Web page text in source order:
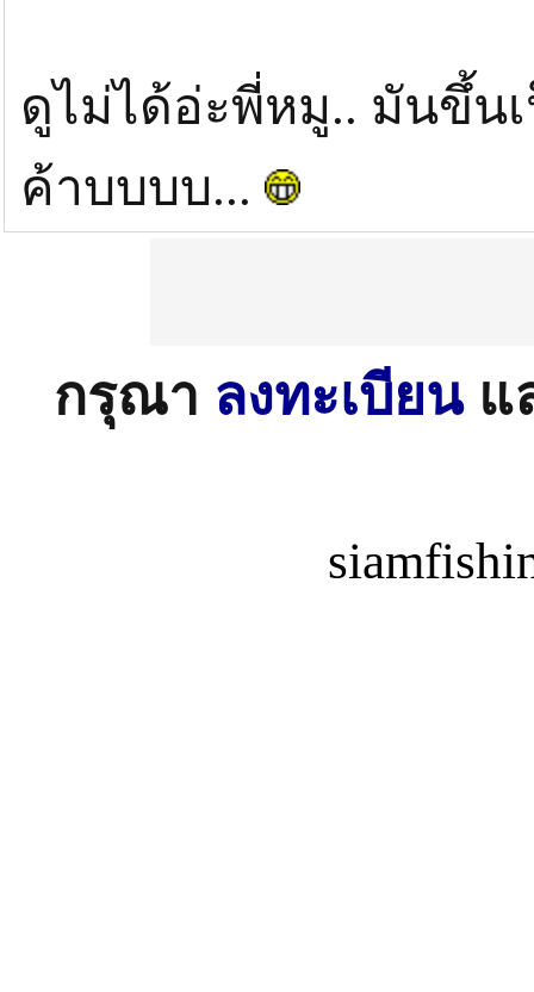
ดูไม่ได้อ่ะพี่หมู.. มันขึ้น
ค้าบบบบ...
กรุณา ลงทะเบียนแ